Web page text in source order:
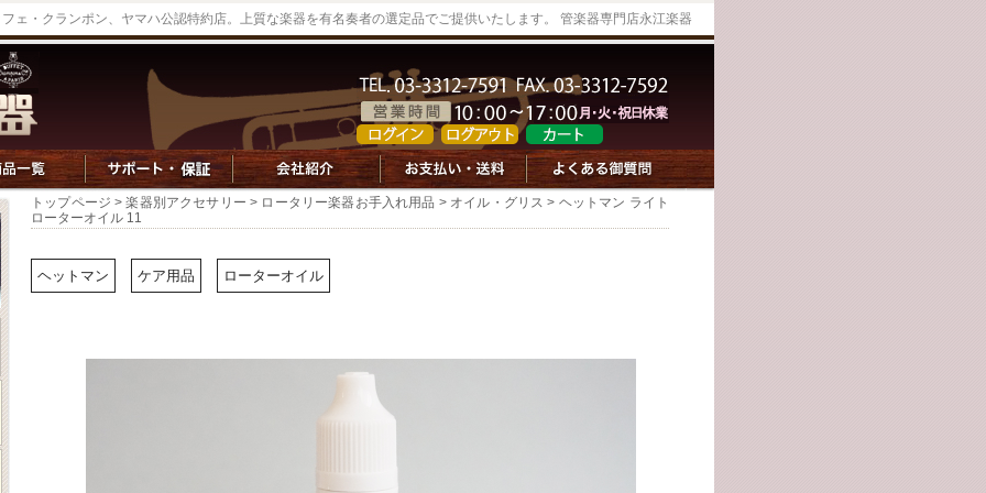
ェ・クランポン、ヤマハ公認特約店。上質な楽器を有名奏者の選定品でご提供いたします。 管楽器専門店永江楽器
トップページ >楽器別アクセサリー > ロータリー楽器お手入れ用品 > オイル・グリス > ヘットマン ライト
ローターオイル 11
ヘットマン ケア用品 ローターオイル